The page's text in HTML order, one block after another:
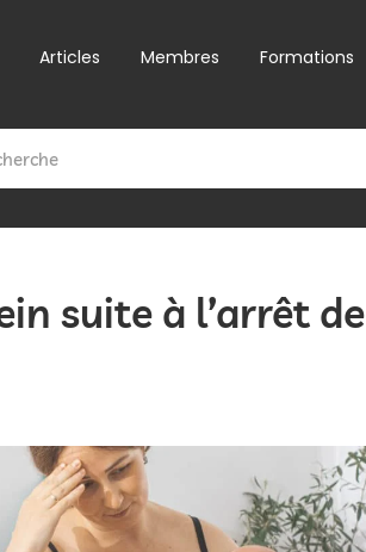
Articles Membres Formations
suite à l’arrêt de